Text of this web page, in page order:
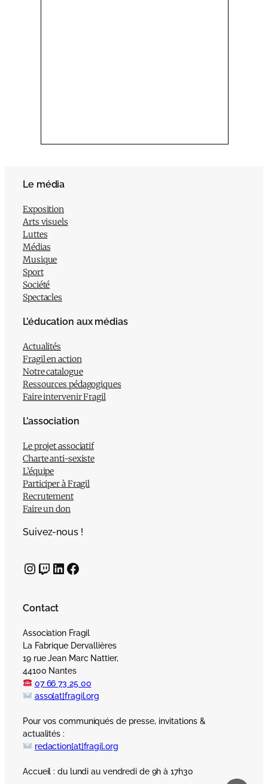
Le média
Exposition
Arts visuels
Luttes
Médias
Musique
Sport
Société
Spectacles
L’éducation aux médias
Actualités
Fragil en action
Notre catalogue
Ressources pédagogiques
Faire intervenir Fragil
L’association
Le projet associatif
Charte anti-sexiste
L’équipe
Participer à Fragil
Recrutement
Faire un don
Suivez-nous !
InstagramTwitch LinkedIn Facebook
Contact
Association Fragil
La Fabrique Dervallières
19 rue Jean Marc Nattier,
44100 Nantes
07 66 73 25 00
asso[at]fragil.org
Pour vos communiqués de presse, invitations &
actualités :
redaction[at]fragil.org
Accueil : du lundi au vendredi de 9h à 17h30